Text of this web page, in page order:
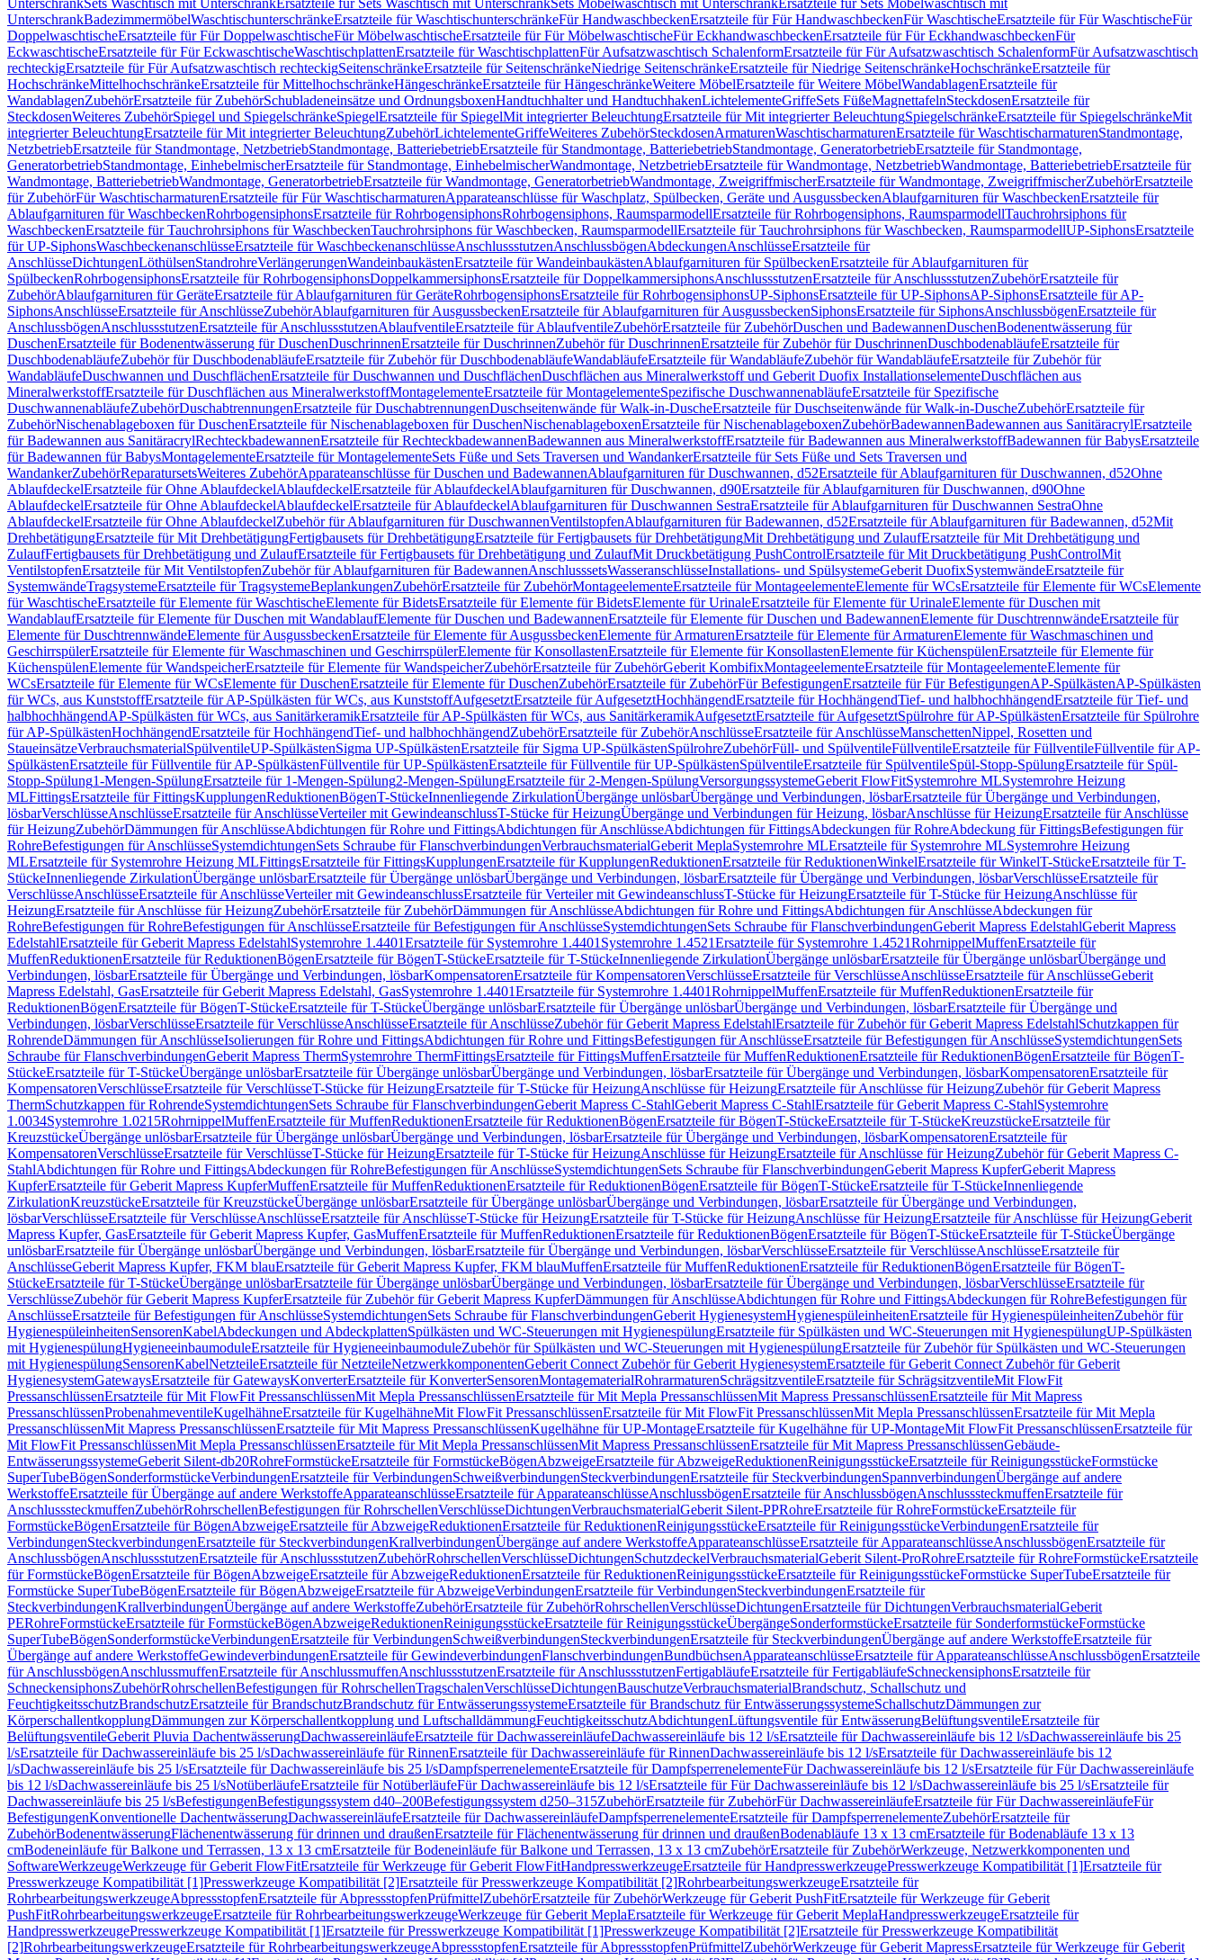
UnterschrankSets Waschtisch mit UnterschrankErsatzteile für Sets Waschtisch mit UnterschrankSets Möbelwaschtisch mit UnterschrankErsatzteile für Sets Möbelwaschtisch mit
UnterschrankBadezimmermöbelWaschtischunterschränkeErsatzteile für WaschtischunterschränkeFür HandwaschbeckenErsatzteile für Für HandwaschbeckenFür WaschtischeErsatzteile für Für WaschtischeFür
DoppelwaschtischeErsatzteile für Für DoppelwaschtischeFür MöbelwaschtischeErsatzteile für Für MöbelwaschtischeFür EckhandwaschbeckenErsatzteile für Für EckhandwaschbeckenFür
EckwaschtischeErsatzteile für Für EckwaschtischeWaschtischplattenErsatzteile für WaschtischplattenFür Aufsatzwaschtisch SchalenformErsatzteile für Für Aufsatzwaschtisch SchalenformFür Aufsatzwaschtisch
rechteckigErsatzteile für Für Aufsatzwaschtisch rechteckigSeitenschränkeErsatzteile für SeitenschränkeNiedrige SeitenschränkeErsatzteile für Niedrige SeitenschränkeHochschränkeErsatzteile für
HochschränkeMittelhochschränkeErsatzteile für MittelhochschränkeHängeschränkeErsatzteile für HängeschränkeWeitere MöbelErsatzteile für Weitere MöbelWandablagenErsatzteile für
WandablagenZubehörErsatzteile für ZubehörSchubladeneinsätze und OrdnungsboxenHandtuchhalter und HandtuchhakenLichtelementeGriffeSets FüßeMagnettafelnSteckdosenErsatzteile für
SteckdosenWeiteres ZubehörSpiegel und SpiegelschränkeSpiegelErsatzteile für SpiegelMit integrierter BeleuchtungErsatzteile für Mit integrierter BeleuchtungSpiegelschränkeErsatzteile für SpiegelschränkeMit
integrierter BeleuchtungErsatzteile für Mit integrierter BeleuchtungZubehörLichtelementeGriffeWeiteres ZubehörSteckdosenArmaturenWaschtischarmaturenErsatzteile für WaschtischarmaturenStandmontage,
NetzbetriebErsatzteile für Standmontage, NetzbetriebStandmontage, BatteriebetriebErsatzteile für Standmontage, BatteriebetriebStandmontage, GeneratorbetriebErsatzteile für Standmontage,
GeneratorbetriebStandmontage, EinhebelmischerErsatzteile für Standmontage, EinhebelmischerWandmontage, NetzbetriebErsatzteile für Wandmontage, NetzbetriebWandmontage, BatteriebetriebErsatzteile für
Wandmontage, BatteriebetriebWandmontage, GeneratorbetriebErsatzteile für Wandmontage, GeneratorbetriebWandmontage, ZweigriffmischerErsatzteile für Wandmontage, ZweigriffmischerZubehörErsatzteile
für ZubehörFür WaschtischarmaturenErsatzteile für Für WaschtischarmaturenApparateanschlüsse für Waschplatz, Spülbecken, Geräte und AusgussbeckenAblaufgarnituren für WaschbeckenErsatzteile für
Ablaufgarnituren für WaschbeckenRohrbogensiphonsErsatzteile für RohrbogensiphonsRohrbogensiphons, RaumsparmodellErsatzteile für Rohrbogensiphons, RaumsparmodellTauchrohrsiphons für
WaschbeckenErsatzteile für Tauchrohrsiphons für WaschbeckenTauchrohrsiphons für Waschbecken, RaumsparmodellErsatzteile für Tauchrohrsiphons für Waschbecken, RaumsparmodellUP-SiphonsErsatzteile
für UP-SiphonsWaschbeckenanschlüsseErsatzteile für WaschbeckenanschlüsseAnschlussstutzenAnschlussbögenAbdeckungenAnschlüsseErsatzteile für
AnschlüsseDichtungenLöthülsenStandrohreVerlängerungenWandeinbaukästenErsatzteile für WandeinbaukästenAblaufgarnituren für SpülbeckenErsatzteile für Ablaufgarnituren für
SpülbeckenRohrbogensiphonsErsatzteile für RohrbogensiphonsDoppelkammersiphonsErsatzteile für DoppelkammersiphonsAnschlussstutzenErsatzteile für AnschlussstutzenZubehörErsatzteile für
ZubehörAblaufgarnituren für GeräteErsatzteile für Ablaufgarnituren für GeräteRohrbogensiphonsErsatzteile für RohrbogensiphonsUP-SiphonsErsatzteile für UP-SiphonsAP-SiphonsErsatzteile für AP-
SiphonsAnschlüsseErsatzteile für AnschlüsseZubehörAblaufgarnituren für AusgussbeckenErsatzteile für Ablaufgarnituren für AusgussbeckenSiphonsErsatzteile für SiphonsAnschlussbögenErsatzteile für
AnschlussbögenAnschlussstutzenErsatzteile für AnschlussstutzenAblaufventileErsatzteile für AblaufventileZubehörErsatzteile für ZubehörDuschen und BadewannenDuschenBodenentwässerung für
DuschenErsatzteile für Bodenentwässerung für DuschenDuschrinnenErsatzteile für DuschrinnenZubehör für DuschrinnenErsatzteile für Zubehör für DuschrinnenDuschbodenabläufeErsatzteile für
DuschbodenabläufeZubehör für DuschbodenabläufeErsatzteile für Zubehör für DuschbodenabläufeWandabläufeErsatzteile für WandabläufeZubehör für WandabläufeErsatzteile für Zubehör für
WandabläufeDuschwannen und DuschflächenErsatzteile für Duschwannen und DuschflächenDuschflächen aus Mineralwerkstoff und Geberit Duofix InstallationselementeDuschflächen aus
MineralwerkstoffErsatzteile für Duschflächen aus MineralwerkstoffMontagelementeErsatzteile für MontagelementeSpezifische DuschwannenabläufeErsatzteile für Spezifische
DuschwannenabläufeZubehörDuschabtrennungenErsatzteile für DuschabtrennungenDuschseitenwände für Walk-in-DuscheErsatzteile für Duschseitenwände für Walk-in-DuscheZubehörErsatzteile für
ZubehörNischenablageboxen für DuschenErsatzteile für Nischenablageboxen für DuschenNischenablageboxenErsatzteile für NischenablageboxenZubehörBadewannenBadewannen aus SanitäracrylErsatzteile
für Badewannen aus SanitäracrylRechteckbadewannenErsatzteile für RechteckbadewannenBadewannen aus MineralwerkstoffErsatzteile für Badewannen aus MineralwerkstoffBadewannen für BabysErsatzteile
für Badewannen für BabysMontagelementeErsatzteile für MontagelementeSets Füße und Sets Traversen und WandankerErsatzteile für Sets Füße und Sets Traversen und
WandankerZubehörReparatursetsWeiteres ZubehörApparateanschlüsse für Duschen und BadewannenAblaufgarnituren für Duschwannen, d52Ersatzteile für Ablaufgarnituren für Duschwannen, d52Ohne
AblaufdeckelErsatzteile für Ohne AblaufdeckelAblaufdeckelErsatzteile für AblaufdeckelAblaufgarnituren für Duschwannen, d90Ersatzteile für Ablaufgarnituren für Duschwannen, d90Ohne
AblaufdeckelErsatzteile für Ohne AblaufdeckelAblaufdeckelErsatzteile für AblaufdeckelAblaufgarnituren für Duschwannen SestraErsatzteile für Ablaufgarnituren für Duschwannen SestraOhne
AblaufdeckelErsatzteile für Ohne AblaufdeckelZubehör für Ablaufgarnituren für DuschwannenVentilstopfenAblaufgarnituren für Badewannen, d52Ersatzteile für Ablaufgarnituren für Badewannen, d52Mit
DrehbetätigungErsatzteile für Mit DrehbetätigungFertigbausets für DrehbetätigungErsatzteile für Fertigbausets für DrehbetätigungMit Drehbetätigung und ZulaufErsatzteile für Mit Drehbetätigung und
ZulaufFertigbausets für Drehbetätigung und ZulaufErsatzteile für Fertigbausets für Drehbetätigung und ZulaufMit Druckbetätigung PushControlErsatzteile für Mit Druckbetätigung PushControlMit
VentilstopfenErsatzteile für Mit VentilstopfenZubehör für Ablaufgarnituren für BadewannenAnschlusssetsWasseranschlüsseInstallations- und SpülsystemeGeberit DuofixSystemwändeErsatzteile für
SystemwändeTragsystemeErsatzteile für TragsystemeBeplankungenZubehörErsatzteile für ZubehörMontageelementeErsatzteile für MontageelementeElemente für WCsErsatzteile für Elemente für WCsElemente
für WaschtischeErsatzteile für Elemente für WaschtischeElemente für BidetsErsatzteile für Elemente für BidetsElemente für UrinaleErsatzteile für Elemente für UrinaleElemente für Duschen mit
WandablaufErsatzteile für Elemente für Duschen mit WandablaufElemente für Duschen und BadewannenErsatzteile für Elemente für Duschen und BadewannenElemente für DuschtrennwändeErsatzteile für
Elemente für DuschtrennwändeElemente für AusgussbeckenErsatzteile für Elemente für AusgussbeckenElemente für ArmaturenErsatzteile für Elemente für ArmaturenElemente für Waschmaschinen und
GeschirrspülerErsatzteile für Elemente für Waschmaschinen und GeschirrspülerElemente für KonsollastenErsatzteile für Elemente für KonsollastenElemente für KüchenspülenErsatzteile für Elemente für
KüchenspülenElemente für WandspeicherErsatzteile für Elemente für WandspeicherZubehörErsatzteile für ZubehörGeberit KombifixMontageelementeErsatzteile für MontageelementeElemente für
WCsErsatzteile für Elemente für WCsElemente für DuschenErsatzteile für Elemente für DuschenZubehörErsatzteile für ZubehörFür BefestigungenErsatzteile für Für BefestigungenAP-SpülkästenAP-Spülkästen
für WCs, aus KunststoffErsatzteile für AP-Spülkästen für WCs, aus KunststoffAufgesetztErsatzteile für AufgesetztHochhängendErsatzteile für HochhängendTief- und halbhochhängendErsatzteile für Tief- und
halbhochhängendAP-Spülkästen für WCs, aus SanitärkeramikErsatzteile für AP-Spülkästen für WCs, aus SanitärkeramikAufgesetztErsatzteile für AufgesetztSpülrohre für AP-SpülkästenErsatzteile für Spülrohre
für AP-SpülkästenHochhängendErsatzteile für HochhängendTief- und halbhochhängendZubehörErsatzteile für ZubehörAnschlüsseErsatzteile für AnschlüsseManschettenNippel, Rosetten und
StaueinsätzeVerbrauchsmaterialSpülventileUP-SpülkästenSigma UP-SpülkästenErsatzteile für Sigma UP-SpülkästenSpülrohreZubehörFüll- und SpülventileFüllventileErsatzteile für FüllventileFüllventile für AP-
SpülkästenErsatzteile für Füllventile für AP-SpülkästenFüllventile für UP-SpülkästenErsatzteile für Füllventile für UP-SpülkästenSpülventileErsatzteile für SpülventileSpül-Stopp-SpülungErsatzteile für Spül-
Stopp-Spülung1-Mengen-SpülungErsatzteile für 1-Mengen-Spülung2-Mengen-SpülungErsatzteile für 2-Mengen-SpülungVersorgungssystemeGeberit FlowFitSystemrohre MLSystemrohre Heizung
MLFittingsErsatzteile für FittingsKupplungenReduktionenBögenT-StückeInnenliegende ZirkulationÜbergänge unlösbarÜbergänge und Verbindungen, lösbarErsatzteile für Übergänge und Verbindungen,
lösbarVerschlüsseAnschlüsseErsatzteile für AnschlüsseVerteiler mit GewindeanschlussT-Stücke für HeizungÜbergänge und Verbindungen für Heizung, lösbarAnschlüsse für HeizungErsatzteile für Anschlüsse
für HeizungZubehörDämmungen für AnschlüsseAbdichtungen für Rohre und FittingsAbdichtungen für AnschlüsseAbdichtungen für FittingsAbdeckungen für RohreAbdeckung für FittingsBefestigungen für
RohreBefestigungen für AnschlüsseSystemdichtungenSets Schraube für FlanschverbindungenVerbrauchsmaterialGeberit MeplaSystemrohre MLErsatzteile für Systemrohre MLSystemrohre Heizung
MLErsatzteile für Systemrohre Heizung MLFittingsErsatzteile für FittingsKupplungenErsatzteile für KupplungenReduktionenErsatzteile für ReduktionenWinkelErsatzteile für WinkelT-StückeErsatzteile für T-
StückeInnenliegende ZirkulationÜbergänge unlösbarErsatzteile für Übergänge unlösbarÜbergänge und Verbindungen, lösbarErsatzteile für Übergänge und Verbindungen, lösbarVerschlüsseErsatzteile für
VerschlüsseAnschlüsseErsatzteile für AnschlüsseVerteiler mit GewindeanschlussErsatzteile für Verteiler mit GewindeanschlussT-Stücke für HeizungErsatzteile für T-Stücke für HeizungAnschlüsse für
HeizungErsatzteile für Anschlüsse für HeizungZubehörErsatzteile für ZubehörDämmungen für AnschlüsseAbdichtungen für Rohre und FittingsAbdichtungen für AnschlüsseAbdeckungen für
RohreBefestigungen für RohreBefestigungen für AnschlüsseErsatzteile für Befestigungen für AnschlüsseSystemdichtungenSets Schraube für FlanschverbindungenGeberit Mapress EdelstahlGeberit Mapress
EdelstahlErsatzteile für Geberit Mapress EdelstahlSystemrohre 1.4401Ersatzteile für Systemrohre 1.4401 Systemrohre 1.4521Ersatzteile für Systemrohre 1.4521RohrnippelMuffenErsatzteile für
MuffenReduktionenErsatzteile für ReduktionenBögenErsatzteile für BögenT-StückeErsatzteile für T-StückeInnenliegende ZirkulationÜbergänge unlösbarErsatzteile für Übergänge unlösbarÜbergänge und
Verbindungen, lösbarErsatzteile für Übergänge und Verbindungen, lösbarKompensatorenErsatzteile für KompensatorenVerschlüsseErsatzteile für VerschlüsseAnschlüsseErsatzteile für AnschlüsseGeberit
Mapress Edelstahl, GasErsatzteile für Geberit Mapress Edelstahl, GasSystemrohre 1.4401Ersatzteile für Systemrohre 1.4401RohrnippelMuffenErsatzteile für MuffenReduktionenErsatzteile für
ReduktionenBögenErsatzteile für BögenT-StückeErsatzteile für T-StückeÜbergänge unlösbarErsatzteile für Übergänge unlösbarÜbergänge und Verbindungen, lösbarErsatzteile für Übergänge und
Verbindungen, lösbarVerschlüsseErsatzteile für VerschlüsseAnschlüsseErsatzteile für AnschlüsseZubehör für Geberit Mapress EdelstahlErsatzteile für Zubehör für Geberit Mapress EdelstahlSchutzkappen für
RohrendeDämmungen für AnschlüsseIsolierungen für Rohre und FittingsAbdichtungen für Rohre und FittingsBefestigungen für AnschlüsseErsatzteile für Befestigungen für AnschlüsseSystemdichtungenSets
Schraube für FlanschverbindungenGeberit Mapress ThermSystemrohre ThermFittingsErsatzteile für FittingsMuffenErsatzteile für MuffenReduktionenErsatzteile für ReduktionenBögenErsatzteile für BögenT-
StückeErsatzteile für T-StückeÜbergänge unlösbarErsatzteile für Übergänge unlösbarÜbergänge und Verbindungen, lösbarErsatzteile für Übergänge und Verbindungen, lösbarKompensatorenErsatzteile für
KompensatorenVerschlüsseErsatzteile für VerschlüsseT-Stücke für HeizungErsatzteile für T-Stücke für HeizungAnschlüsse für HeizungErsatzteile für Anschlüsse für HeizungZubehör für Geberit Mapress
ThermSchutzkappen für RohrendeSystemdichtungenSets Schraube für FlanschverbindungenGeberit Mapress C-StahlGeberit Mapress C-StahlErsatzteile für Geberit Mapress C-StahlSystemrohre
1.0034Systemrohre 1.0215RohrnippelMuffenErsatzteile für MuffenReduktionenErsatzteile für ReduktionenBögenErsatzteile für BögenT-StückeErsatzteile für T-StückeKreuzstückeErsatzteile für
KreuzstückeÜbergänge unlösbarErsatzteile für Übergänge unlösbarÜbergänge und Verbindungen, lösbarErsatzteile für Übergänge und Verbindungen, lösbarKompensatorenErsatzteile für
KompensatorenVerschlüsseErsatzteile für VerschlüsseT-Stücke für HeizungErsatzteile für T-Stücke für HeizungAnschlüsse für HeizungErsatzteile für Anschlüsse für HeizungZubehör für Geberit Mapress C-
StahlAbdichtungen für Rohre und FittingsAbdeckungen für RohreBefestigungen für AnschlüsseSystemdichtungenSets Schraube für FlanschverbindungenGeberit Mapress KupferGeberit Mapress
KupferErsatzteile für Geberit Mapress KupferMuffenErsatzteile für MuffenReduktionenErsatzteile für ReduktionenBögenErsatzteile für BögenT-StückeErsatzteile für T-StückeInnenliegende
ZirkulationKreuzstückeErsatzteile für KreuzstückeÜbergänge unlösbarErsatzteile für Übergänge unlösbarÜbergänge und Verbindungen, lösbarErsatzteile für Übergänge und Verbindungen,
lösbarVerschlüsseErsatzteile für VerschlüsseAnschlüsseErsatzteile für AnschlüsseT-Stücke für HeizungErsatzteile für T-Stücke für HeizungAnschlüsse für HeizungErsatzteile für Anschlüsse für HeizungGeberit
Mapress Kupfer, GasErsatzteile für Geberit Mapress Kupfer, GasMuffenErsatzteile für MuffenReduktionenErsatzteile für ReduktionenBögenErsatzteile für BögenT-StückeErsatzteile für T-StückeÜbergänge
unlösbarErsatzteile für Übergänge unlösbarÜbergänge und Verbindungen, lösbarErsatzteile für Übergänge und Verbindungen, lösbarVerschlüsseErsatzteile für VerschlüsseAnschlüsseErsatzteile für
AnschlüsseGeberit Mapress Kupfer, FKM blauErsatzteile für Geberit Mapress Kupfer, FKM blauMuffenErsatzteile für MuffenReduktionenErsatzteile für ReduktionenBögenErsatzteile für BögenT-
StückeErsatzteile für T-StückeÜbergänge unlösbarErsatzteile für Übergänge unlösbarÜbergänge und Verbindungen, lösbarErsatzteile für Übergänge und Verbindungen, lösbarVerschlüsseErsatzteile für
VerschlüsseZubehör für Geberit Mapress KupferErsatzteile für Zubehör für Geberit Mapress KupferDämmungen für AnschlüsseAbdichtungen für Rohre und FittingsAbdeckungen für RohreBefestigungen für
AnschlüsseErsatzteile für Befestigungen für AnschlüsseSystemdichtungenSets Schraube für FlanschverbindungenGeberit HygienesystemHygienespüleinheitenErsatzteile für HygienespüleinheitenZubehör für
HygienespüleinheitenSensorenKabelAbdeckungen und AbdeckplattenSpülkästen und WC-Steuerungen mit HygienespülungErsatzteile für Spülkästen und WC-Steuerungen mit HygienespülungUP-Spülkästen
mit HygienespülungHygieneeinbaumoduleErsatzteile für HygieneeinbaumoduleZubehör für Spülkästen und WC-Steuerungen mit HygienespülungErsatzteile für Zubehör für Spülkästen und WC-Steuerungen
mit HygienespülungSensorenKabelNetzteileErsatzteile für NetzteileNetzwerkkomponentenGeberit Connect Zubehör für Geberit HygienesystemErsatzteile für Geberit Connect Zubehör für Geberit
HygienesystemGatewaysErsatzteile für GatewaysKonverterErsatzteile für KonverterSensorenMontagematerialRohrarmaturenSchrägsitzventileErsatzteile für SchrägsitzventileMit FlowFit
PressanschlüssenErsatzteile für Mit FlowFit PressanschlüssenMit Mepla PressanschlüssenErsatzteile für Mit Mepla PressanschlüssenMit Mapress PressanschlüssenErsatzteile für Mit Mapress
PressanschlüssenProbenahmeventileKugelhähneErsatzteile für KugelhähneMit FlowFit PressanschlüssenErsatzteile für Mit FlowFit PressanschlüssenMit Mepla PressanschlüssenErsatzteile für Mit Mepla
PressanschlüssenMit Mapress PressanschlüssenErsatzteile für Mit Mapress PressanschlüssenKugelhähne für UP-MontageErsatzteile für Kugelhähne für UP-MontageMit FlowFit PressanschlüssenErsatzteile für
Mit FlowFit PressanschlüssenMit Mepla PressanschlüssenErsatzteile für Mit Mepla PressanschlüssenMit Mapress PressanschlüssenErsatzteile für Mit Mapress PressanschlüssenGebäude-
EntwässerungssystemeGeberit Silent-db20RohreFormstückeErsatzteile für FormstückeBögenAbzweigeErsatzteile für AbzweigeReduktionenReinigungsstückeErsatzteile für ReinigungsstückeFormstücke
SuperTubeBögenSonderformstückeVerbindungenErsatzteile für VerbindungenSchweißverbindungenSteckverbindungenErsatzteile für SteckverbindungenSpannverbindungenÜbergänge auf andere
WerkstoffeErsatzteile für Übergänge auf andere WerkstoffeApparateanschlüsseErsatzteile für ApparateanschlüsseAnschlussbögenErsatzteile für AnschlussbögenAnschlusssteckmuffenErsatzteile für
AnschlusssteckmuffenZubehörRohrschellenBefestigungen für RohrschellenVerschlüsseDichtungenVerbrauchsmaterialGeberit Silent-PPRohreErsatzteile für RohreFormstückeErsatzteile für
FormstückeBögenErsatzteile für BögenAbzweigeErsatzteile für AbzweigeReduktionenErsatzteile für ReduktionenReinigungsstückeErsatzteile für ReinigungsstückeVerbindungenErsatzteile für
VerbindungenSteckverbindungenErsatzteile für SteckverbindungenKrallverbindungenÜbergänge auf andere WerkstoffeApparateanschlüsseErsatzteile für ApparateanschlüsseAnschlussbögenErsatzteile für
AnschlussbögenAnschlussstutzenErsatzteile für AnschlussstutzenZubehörRohrschellenVerschlüsseDichtungenSchutzdeckelVerbrauchsmaterialGeberit Silent-ProRohreErsatzteile für RohreFormstückeErsatzteile
für FormstückeBögenErsatzteile für BögenAbzweigeErsatzteile für AbzweigeReduktionenErsatzteile für ReduktionenReinigungsstückeErsatzteile für ReinigungsstückeFormstücke SuperTubeErsatzteile für
Formstücke SuperTubeBögenErsatzteile für BögenAbzweigeErsatzteile für AbzweigeVerbindungenErsatzteile für VerbindungenSteckverbindungenErsatzteile für
SteckverbindungenKrallverbindungenÜbergänge auf andere WerkstoffeZubehörErsatzteile für ZubehörRohrschellenVerschlüsseDichtungenErsatzteile für DichtungenVerbrauchsmaterialGeberit
PERohreFormstückeErsatzteile für FormstückeBögenAbzweigeReduktionenReinigungsstückeErsatzteile für ReinigungsstückeÜbergängeSonderformstückeErsatzteile für SonderformstückeFormstücke
SuperTubeBögenSonderformstückeVerbindungenErsatzteile für VerbindungenSchweißverbindungenSteckverbindungenErsatzteile für SteckverbindungenÜbergänge auf andere WerkstoffeErsatzteile für
Übergänge auf andere WerkstoffeGewindeverbindungenErsatzteile für GewindeverbindungenFlanschverbindungenBundbüchsenApparateanschlüsseErsatzteile für ApparateanschlüsseAnschlussbögenErsatzteile
für AnschlussbögenAnschlussmuffenErsatzteile für AnschlussmuffenAnschlussstutzenErsatzteile für AnschlussstutzenFertigabläufeErsatzteile für FertigabläufeSchneckensiphonsErsatzteile für
SchneckensiphonsZubehörRohrschellenBefestigungen für RohrschellenTragschalenVerschlüsseDichtungenBauschutzeVerbrauchsmaterialBrandschutz, Schallschutz und
FeuchtigkeitsschutzBrandschutzErsatzteile für BrandschutzBrandschutz für EntwässerungssystemeErsatzteile für Brandschutz für EntwässerungssystemeSchallschutzDämmungen zur
KörperschallentkopplungDämmungen zur Körperschallentkopplung und LuftschalldämmungFeuchtigkeitsschutzAbdichtungenLüftungsventile für EntwässerungBelüftungsventileErsatzteile für
BelüftungsventileGeberit Pluvia DachentwässerungDachwassereinläufeErsatzteile für DachwassereinläufeDachwassereinläufe bis 12 l/sErsatzteile für Dachwassereinläufe bis 12 l/sDachwassereinläufe bis 25
l/sErsatzteile für Dachwassereinläufe bis 25 l/sDachwassereinläufe für RinnenErsatzteile für Dachwassereinläufe für RinnenDachwassereinläufe bis 12 l/sErsatzteile für Dachwassereinläufe bis 12
l/sDachwassereinläufe bis 25 l/sErsatzteile für Dachwassereinläufe bis 25 l/sDampfsperrenelementeErsatzteile für DampfsperrenelementeFür Dachwassereinläufe bis 12 l/sErsatzteile für Für Dachwassereinläufe
bis 12 l/sDachwassereinläufe bis 25 l/sNotüberläufeErsatzteile für NotüberläufeFür Dachwassereinläufe bis 12 l/sErsatzteile für Für Dachwassereinläufe bis 12 l/sDachwassereinläufe bis 25 l/sErsatzteile für
Dachwassereinläufe bis 25 l/sBefestigungenBefestigungssystem d40–200Befestigungssystem d250–315ZubehörErsatzteile für ZubehörFür DachwassereinläufeErsatzteile für Für DachwassereinläufeFür
BefestigungenKonventionelle DachentwässerungDachwassereinläufeErsatzteile für DachwassereinläufeDampfsperrenelementeErsatzteile für DampfsperrenelementeZubehörErsatzteile für
ZubehörBodenentwässerungFlächenentwässerung für drinnen und draußenErsatzteile für Flächenentwässerung für drinnen und draußenBodenabläufe 13 x 13 cmErsatzteile für Bodenabläufe 13 x 13
cmBodeneinläufe für Balkone und Terrassen, 13 x 13 cmErsatzteile für Bodeneinläufe für Balkone und Terrassen, 13 x 13 cmZubehörErsatzteile für ZubehörWerkzeuge, Netzwerkkomponenten und
SoftwareWerkzeugeWerkzeuge für Geberit FlowFitErsatzteile für Werkzeuge für Geberit FlowFitHandpresswerkzeugeErsatzteile für HandpresswerkzeugePresswerkzeuge Kompatibilität [1]Ersatzteile für
Presswerkzeuge Kompatibilität [1]Presswerkzeuge Kompatibilität [2]Ersatzteile für Presswerkzeuge Kompatibilität [2]RohrbearbeitungswerkzeugeErsatzteile für
RohrbearbeitungswerkzeugeAbpressstopfenErsatzteile für AbpressstopfenPrüfmittelZubehörErsatzteile für ZubehörWerkzeuge für Geberit PushFitErsatzteile für Werkzeuge für Geberit
PushFitRohrbearbeitungswerkzeugeErsatzteile für RohrbearbeitungswerkzeugeWerkzeuge für Geberit MeplaErsatzteile für Werkzeuge für Geberit MeplaHandpresswerkzeugeErsatzteile für
HandpresswerkzeugePresswerkzeuge Kompatibilität [1]Ersatzteile für Presswerkzeuge Kompatibilität [1]Presswerkzeuge Kompatibilität [2]Ersatzteile für Presswerkzeuge Kompatibilität
[2]RohrbearbeitungswerkzeugeErsatzteile für RohrbearbeitungswerkzeugeAbpressstopfenErsatzteile für AbpressstopfenPrüfmittelZubehörWerkzeuge für Geberit MapressErsatzteile für Werkzeuge für Geberit